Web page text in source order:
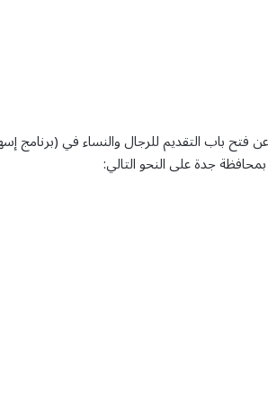
فتح باب التقديم للرجال والنساء في (برنامج
جدة على النحو التالي: